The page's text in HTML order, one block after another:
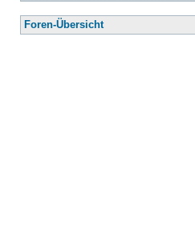
Foren-Übersicht